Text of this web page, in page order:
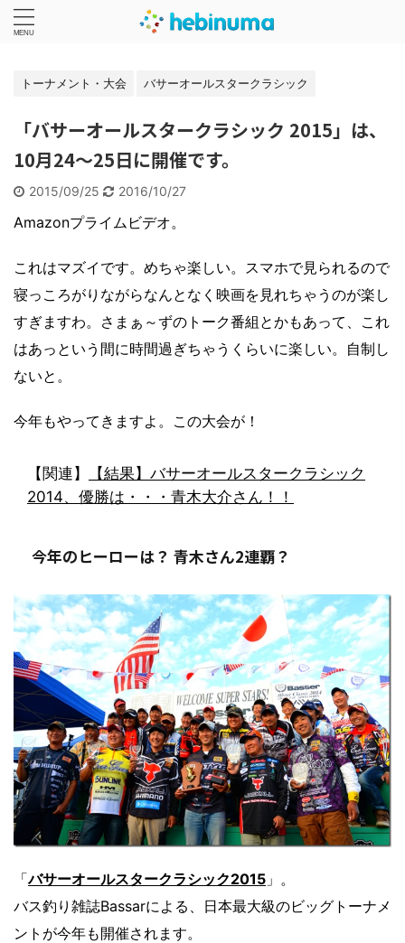
トーナメント・大会 バサーオールスタークラシック
「バサーオールスタークラシック 2015」は、
10月24～25日に開催です。
2015/09/25 2016/10/27
Amazonプライムビデオ。
これはマズイです。めちゃ楽しい。スマホで見られるので
寝っころがりながらなんとなく映画を見れちゃうのが楽し
すぎますわ。さまぁ～ずのトーク番組とかもあって、これ
はあっという間に時間過ぎちゃうくらいに楽しい。自制し
ないと。
今年もやってきますよ。この大会が！
【関連】
【結果】バサーオールスタークラシック
2014、優勝は・・・青木大介さん！！
今年のヒーローは？ 青木さん2連覇？
「バサーオールスタークラシック2015 」。
バス釣り雑誌Bassarによる、日本最大級のビッグトーナメ
ントが今年も開催されます。